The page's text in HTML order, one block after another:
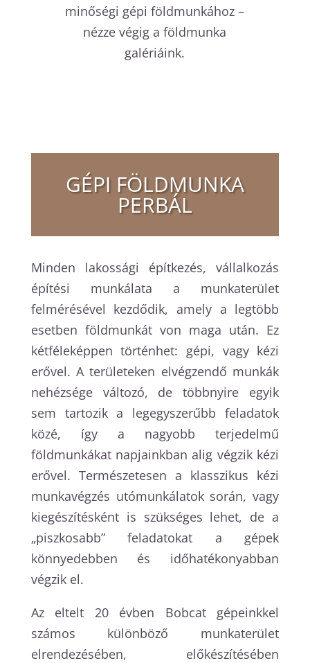
minőségi gépi földmunkához –
nézze végig a földmunka
galériáink.
GÉPI FÖLDMUNKA
PERBÁL
Minden lakossági építkezés, vállalkozás
építési munkálata a munkaterület
felmérésével kezdődik, amely a legtöbb
esetben földmunkát von maga után. Ez
kétféleképpen történhet: gépi, vagy kézi
erővel. A területeken elvégzendő munkák
nehézsége változó, de többnyire egyik
sem tartozik a legegyszerűbb feladatok
közé, így a nagyobb terjedelmű
földmunkákat napjainkban alig végzik kézi
erővel. Természetesen a klasszikus kézi
munkavégzés utómunkálatok során, vagy
kiegészítésként is szükséges lehet, de a
„piszkosabb” feladatokat a gépek
könnyedebben és időhatékonyabban
végzik el.
Az eltelt 20 évben Bobcat gépeinkkel
számos különböző munkaterület
elrendezésében, előkészítésében